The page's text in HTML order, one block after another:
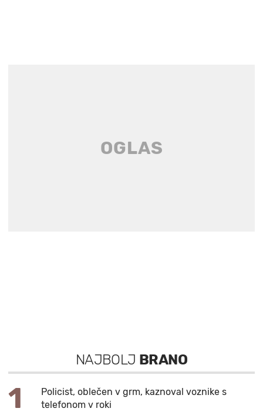
NAJBOLJ BRANO
1
Policist, oblečen v grm, kaznoval voznike s
telefonom v roki